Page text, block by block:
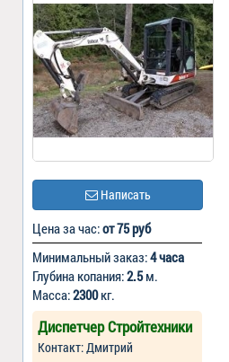
Написать
Цена за час:от 75 руб
Минимальный заказ:4 часа
Глубина копания:2.5м.
Масса:2300кг.
Диспетчер Стройтехники
Контакт: Дмитрий